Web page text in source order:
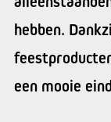
hebben.
een mooie